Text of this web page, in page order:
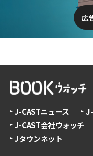
広
J-CASTニュース
J-CAST会社ウォッチ
Jタウンネット